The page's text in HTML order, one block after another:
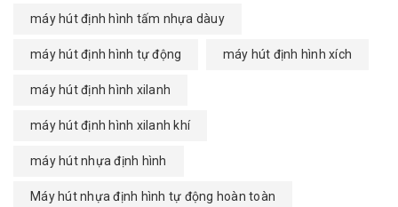
máy hút định hình tấm nhựa dàuy
máy hút định hình tự động máy hút định hình xích
máy hút định hình xilanh
máy hút định hình xilanh khí
máy hút nhựa định hình
Máy hút nhựa định hình tự động hoàn toàn